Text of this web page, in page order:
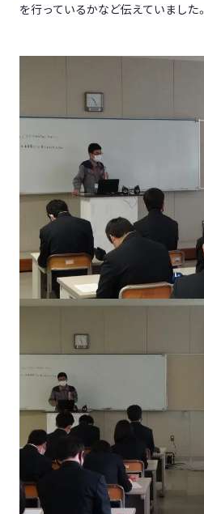
を行っているかなど伝えていました。